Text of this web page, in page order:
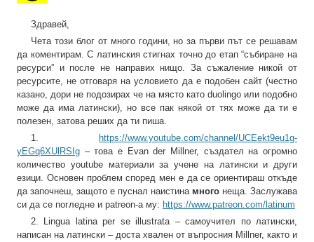
Здравей,
Чета този блог от много години, но за първи път се решавам
да коментирам. С латинския стигнах точно до етап “събиране на
ресурси” и после не направих нищо. За съжаление никой от
ресурсите, не отговаря на условието да е подобен сайт (честно
казано, дори не подозирах че на място като duolingo или подобно
може да има латински), но все пак някой от тях може да ти е
полезен, затова реших да ти пиша.
1.
https://www.youtube.com/channel/UCEekt9eu1g-
yEGq6XUlRSIg – това е Evan der Millner, създател на огромно
количество youtube материали за учене на латински и други
езици. Основен проблем според мен е да се ориентираш откъде
да започнеш, защото е пуснал наистина много неща. Заслужава
си да се погледне и patreon-а му: https://www.patreon.com/latinum
2. Lingua latina per se illustrata – самоучител по латински,
написан на латински – доста хвален от въпросния Millner, както и